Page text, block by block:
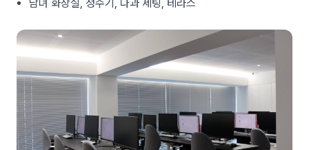
남녀 화장실, 정수기, 다과 세팅, 테라스